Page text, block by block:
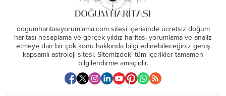
dogumharitasiyorumlama.com sitesi içerisinde ücretsiz doğum
haritası hesaplama ve gerçek yıldız haritası yorumlama ve analiz
etmeye dair bir çok konu hakkında bilgi edinebileceğiniz geniş
kapsamlı astroloji sitesi. Sitemizdeki tüm içerikler tamamen
bilgilendirme amaçlıdır.